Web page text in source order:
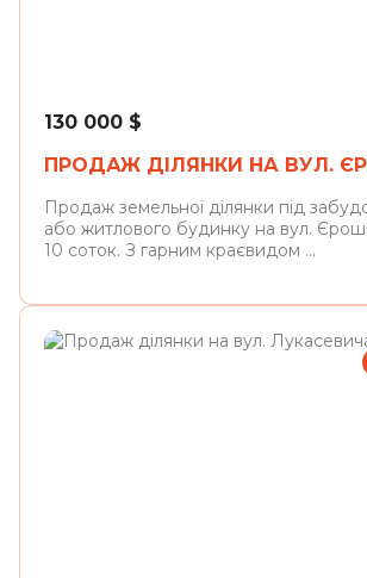
130 000 $
ПРОДАЖ ДІЛЯНКИ НА ВУЛ.
Продаж земельної ділянки під
або житлового будинку на вул.
10 соток. З гарним краєвидом ...